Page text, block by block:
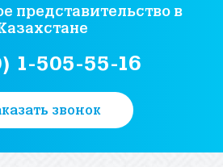
представительство в
1-505-55-16
звонок